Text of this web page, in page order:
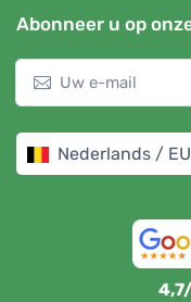
Abonneer u op
Nederlands /